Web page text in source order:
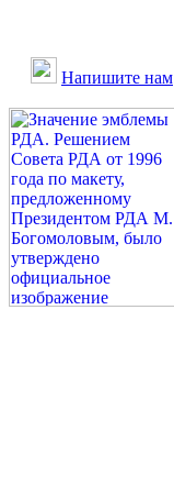
Напишите нам